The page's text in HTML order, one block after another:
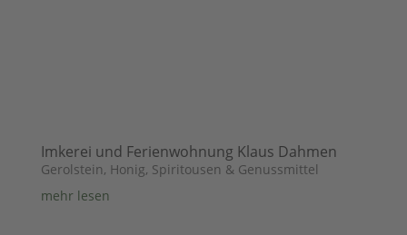
Imkerei und Ferienwohnung Klaus Dahmen
Gerolstein, Honig, Spiritousen & Genussmittel
mehr lesen